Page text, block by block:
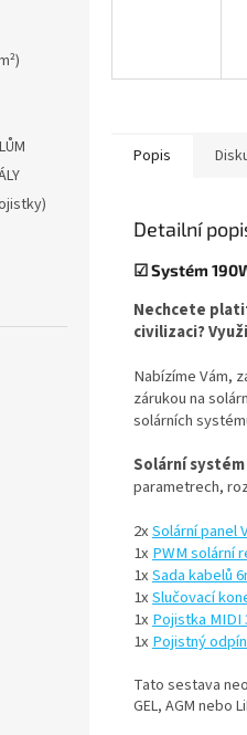
Popis
Detailní
☑Systém
Nechcete
civilizaci?
Nabízíme Vám,
zárukou na
solárních
Solární
parametrech,
2xSolární panel
1x PWM solární
1xSada kabelů
1xSlučovací
1x Pojistka MIDI
1x Pojistný
Tato sestava
GEL, AGM nebo